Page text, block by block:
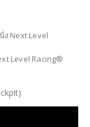
ง Next Level
Level Racing®